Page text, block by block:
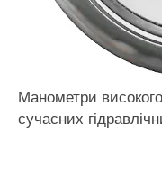
Манометри
сучасних